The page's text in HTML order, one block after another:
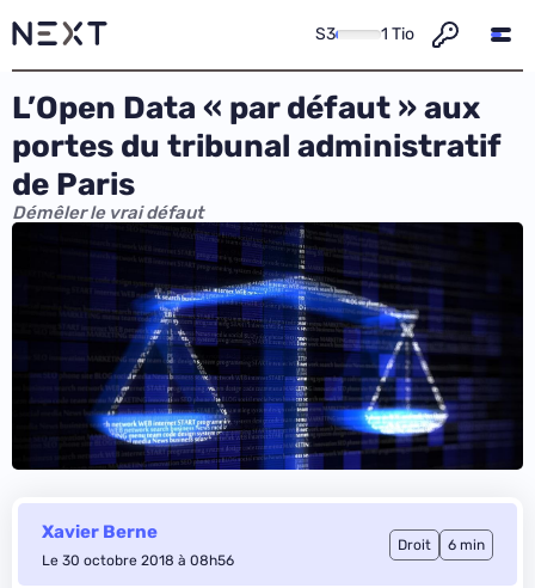
S3 1 Tio
L’Open Data « par défaut » aux
portes du tribunal administratif
de Paris
Démêler le vrai défaut
Xavier Berne
Le 30 octobre 2018 à 08h56
Droit 6 min